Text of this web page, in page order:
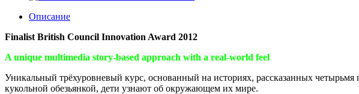
Описание
Finalist British Council Innovation Award 2012
A unique multimedia story-based approach with a real-world feel
Уникальный трёхуровневый курс, основанный на историях, рассказанных
кукольной обезьянкой, дети узнают об окружающем их мире.